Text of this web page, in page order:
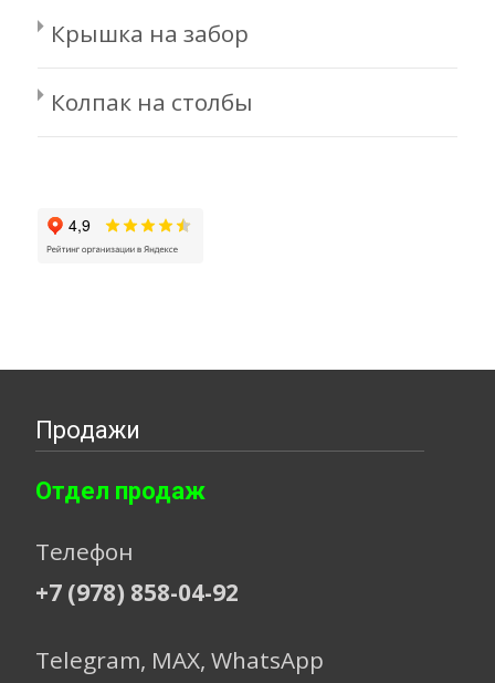
Крышка на забор
Колпак на столбы
Продажи
Отдел продаж
Телефон
+7 (978) 858-04-92
Telegram, МАХ, WhatsApp